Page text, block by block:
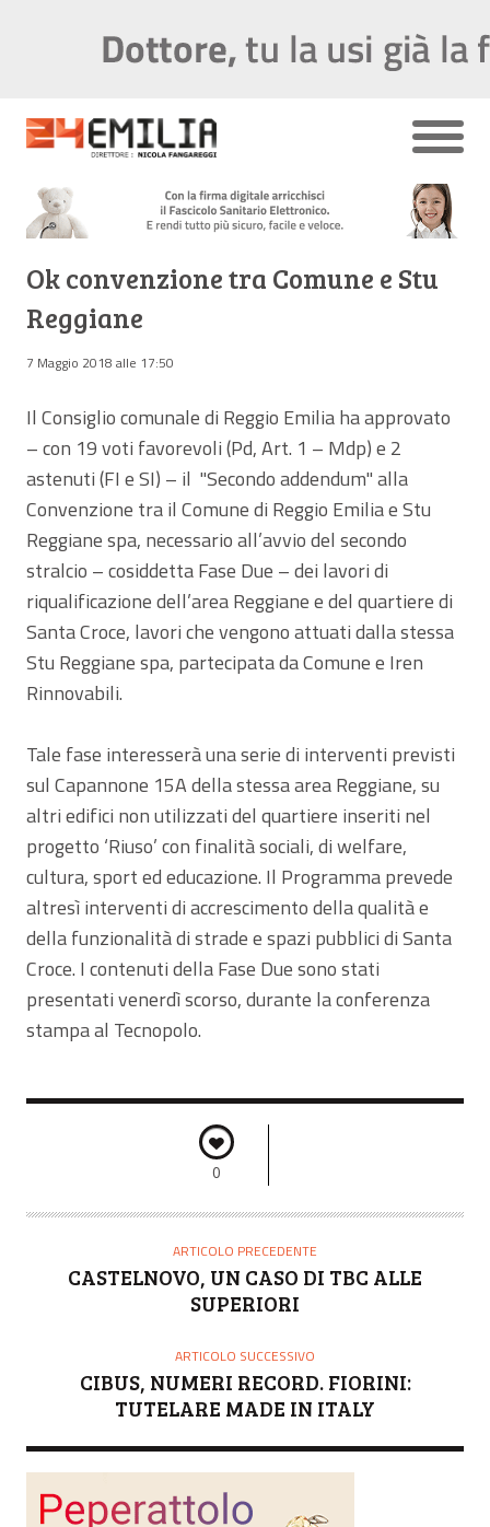
Ok convenzione tra Comune e Stu
Reggiane
7 Maggio 2018 alle 17:50
Il Consiglio comunale di Reggio Emilia ha approvato
– con 19 voti favorevoli (Pd, Art. 1 – Mdp) e 2
astenuti (FI e SI) – il "Secondo addendum" alla
Convenzione tra il Comune di Reggio Emilia e Stu
Reggiane spa, necessario all’avvio del secondo
stralcio – cosiddetta Fase Due – dei lavori di
riqualificazione dell’area Reggiane e del quartiere di
Santa Croce, lavori che vengono attuati dalla stessa
Stu Reggiane spa, partecipata da Comune e Iren
Rinnovabili.
Tale fase interesserà una serie di interventi previsti
sul Capannone 15A della stessa area Reggiane, su
altri edifici non utilizzati del quartiere inseriti nel
progetto ‘Riuso’ con finalità sociali, di welfare,
cultura, sport ed educazione. Il Programma prevede
altresì interventi di accrescimento della qualità e
della funzionalità di strade e spazi pubblici di Santa
Croce. I contenuti della Fase Due sono stati
presentati venerdì scorso, durante la conferenza
stampa al Tecnopolo.
0
ARTICOLO PRECEDENTE
CASTELNOVO, UN CASO DI TBC ALLE
SUPERIORI
ARTICOLO SUCCESSIVO
CIBUS, NUMERI RECORD. FIORINI:
TUTELARE MADE IN ITALY